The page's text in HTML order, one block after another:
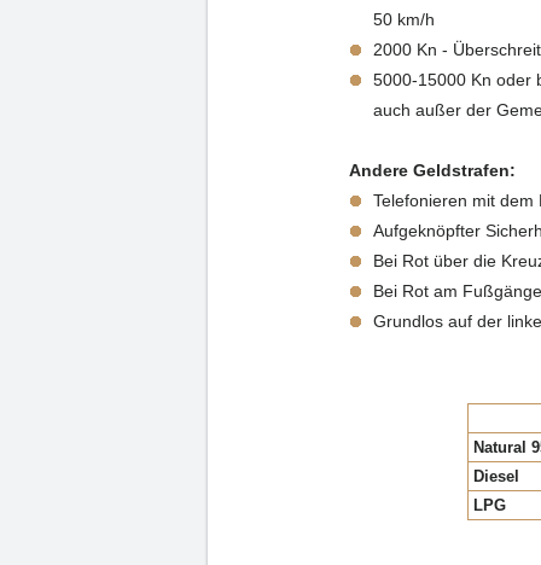
50 km/h
2000 Kn -
5000-15000 Kn oder
auch außer der
Andere Geldstrafen:
Telefonieren mit dem
Aufgeknöpfter
Bei Rot über die
Bei Rot am
Grundlos auf der
Natural
Diesel
LPG